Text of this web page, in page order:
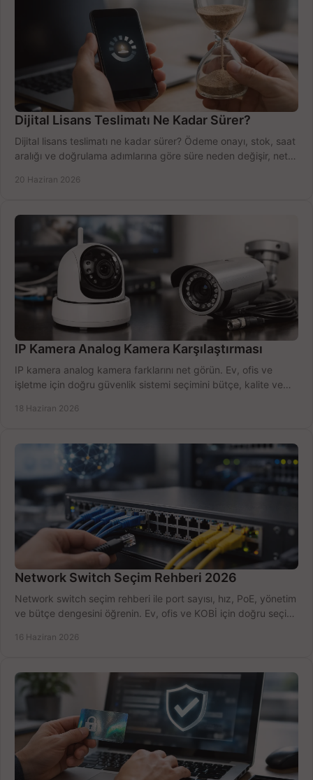
Dijital Lisans Teslimatı Ne Kadar Sürer?
Dijital lisans teslimatı ne kadar sürer? Ödeme onayı, stok, saat
aralığı ve doğrulama adımlarına göre süre neden değişir, net
20 Haziran 2026
IP Kamera Analog Kamera Karşılaştırması
IP kamera analog kamera farklarını net görün. Ev, ofis ve
işletme için doğru güvenlik sistemi seçimini bütçe, kalite ve
18 Haziran 2026
Network Switch Seçim Rehberi 2026
Network switch seçim rehberi ile port sayısı, hız, PoE, yönetim
ve bütçe dengesini öğrenin. Ev, ofis ve KOBİ için doğru seçimi
16 Haziran 2026